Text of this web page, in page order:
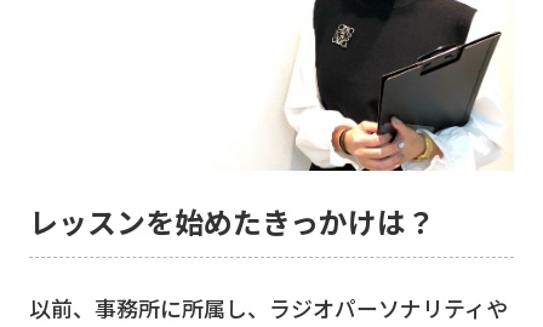
レッスンを始めたきっかけは？
以前、事務所に所属し、ラジオパーソナリティや